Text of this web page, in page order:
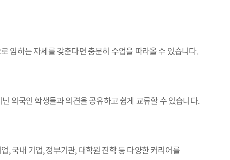
임하는 자세를 갖춘다면 충분히 수업을 따라올 수 있습니다.
외국인 학생들과 의견을 공유하고 쉽게 교류할 수 있습니다.
, 국내 기업, 정부기관, 대학원 진학 등 다양한 커리어를